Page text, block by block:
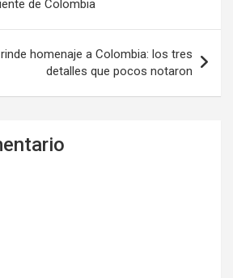
de Colombia
homenaje a Colombia: los tres
detalles que pocos notaron